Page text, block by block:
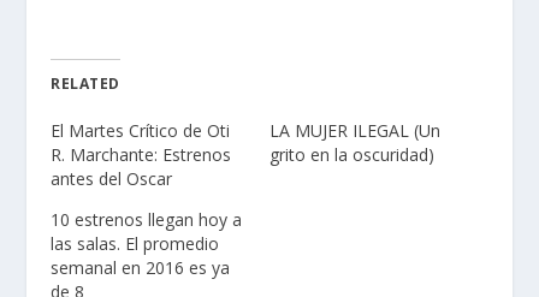
RELATED
El Martes Crítico de Oti
R. Marchante: Estrenos
antes del Oscar
LA MUJER ILEGAL (Un
grito en la oscuridad)
10 estrenos llegan hoy a
las salas. El promedio
semanal en 2016 es ya
de 8